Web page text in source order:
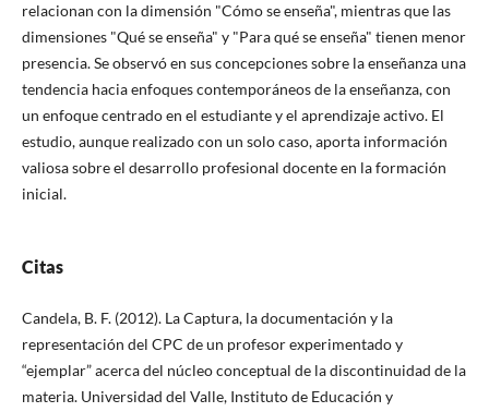
relacionan con la dimensión "Cómo se enseña", mientras que las
dimensiones "Qué se enseña" y "Para qué se enseña" tienen menor
presencia. Se observó en sus concepciones sobre la enseñanza una
tendencia hacia enfoques contemporáneos de la enseñanza, con
un enfoque centrado en el estudiante y el aprendizaje activo. El
estudio, aunque realizado con un solo caso, aporta información
valiosa sobre el desarrollo profesional docente en la formación
inicial.
Citas
Candela, B. F. (2012). La Captura, la documentación y la
representación del CPC de un profesor experimentado y
“ejemplar” acerca del núcleo conceptual de la discontinuidad de la
materia. Universidad del Valle, Instituto de Educación y